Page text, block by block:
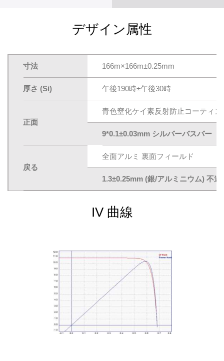
デザイン属性
寸法 166m×166m±0.25mm
厚さ (Si) 午後190時±午後30時
正面
青色窒化ケイ素反射防止コーティン
9*0.1±0.03mm シルバーバスバー
戻る
全面アルミ 裏面フィールド
1.3±0.25mm (銀/アルミニウム) 不
IV 曲線